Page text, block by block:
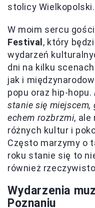
stolicy Wielkopolski.
W moim sercu
Festival , który
wydarzeń
dni na kilku
jak i
popu oraz hip-hopu.
stanie się miejscem,
echem rozbrzmi, ale
różnych kultur i
Często marzymy o
roku stanie się to
również
Wydarzenia
Poznaniu